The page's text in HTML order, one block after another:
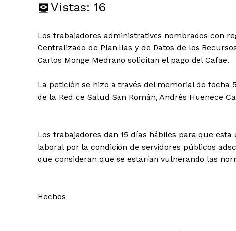
Vistas: 16
Los trabajadores administrativos nombrados con
Centralizado de Planillas y de Datos de los
Carlos Monge Medrano solicitan el pago del Cafae.
La petición se hizo a través del memorial de fecha
de la Red de Salud San Román, Andrés Huenece
Los trabajadores dan 15 días hábiles para que
laboral por la condición de servidores públicos
que consideran que se estarían vulnerando las
Hechos